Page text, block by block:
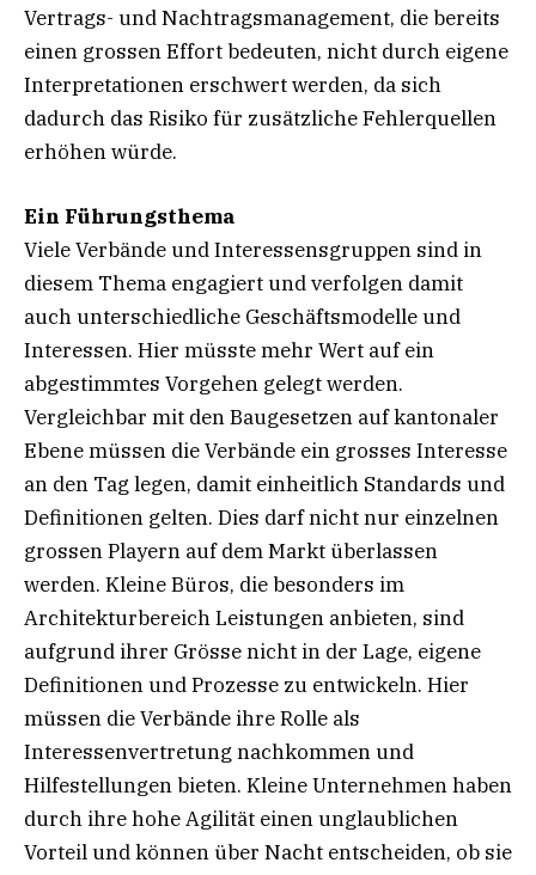
Vertrags- und Nachtragsmanagement, die bereits
einen grossen Effort bedeuten, nicht durch eigene
Interpretationen erschwert werden, da sich
dadurch das Risiko für zusätzliche Fehlerquellen
erhöhen würde.
Ein Führungsthema
Viele Verbände und Interessensgruppen sind in
diesem Thema engagiert und verfolgen damit
auch unterschiedliche Geschäftsmodelle und
Interessen. Hier müsste mehr Wert auf ein
abgestimmtes Vorgehen gelegt werden.
Vergleichbar mit den Baugesetzen auf kantonaler
Ebene müssen die Verbände ein grosses Interesse
an den Tag legen, damit einheitlich Standards und
Definitionen gelten. Dies darf nicht nur einzelnen
grossen Playern auf dem Markt überlassen
werden. Kleine Büros, die besonders im
Architekturbereich Leistungen anbieten, sind
aufgrund ihrer Grösse nicht in der Lage, eigene
Definitionen und Prozesse zu entwickeln. Hier
müssen die Verbände ihre Rolle als
Interessenvertretung nachkommen und
Hilfestellungen bieten. Kleine Unternehmen haben
durch ihre hohe Agilität einen unglaublichen
Vorteil und können über Nacht entscheiden, ob sie